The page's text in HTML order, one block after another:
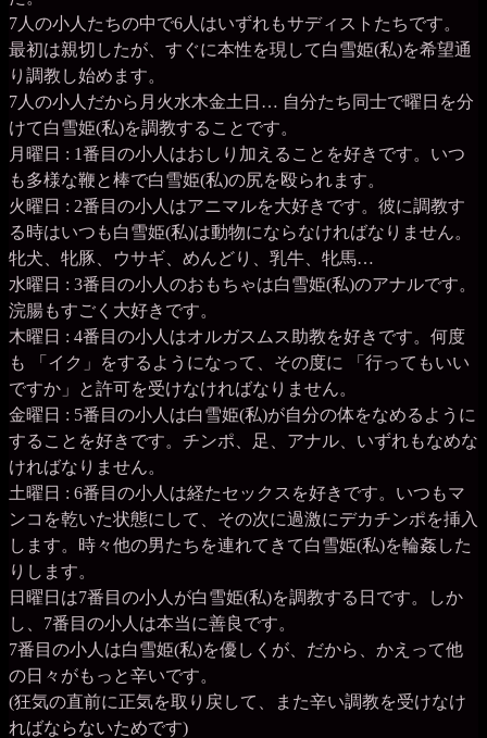
7人の小人たちの中で6人はいずれもサディストたちです。
最初は親切したが、すぐに本性を現して白雪姫(私)を希望通
り調教し始めます。
7人の小人だから月火水木金土日… 自分たち同士で曜日を分
けて白雪姫(私)を調教することです。
月曜日 : 1番目の小人はおしり加えることを好きです。いつ
も多様な鞭と棒で白雪姫(私)の尻を殴られます。
火曜日 : 2番目の小人はアニマルを大好きです。彼に調教す
る時はいつも白雪姫(私)は動物にならなければなりません。
牝犬、牝豚、ウサギ、めんどり、乳牛、牝馬…
水曜日 : 3番目の小人のおもちゃは白雪姫(私)のアナルです。
浣腸もすごく大好きです。
木曜日 : 4番目の小人はオルガスムス助教を好きです。何度
も 「イク」をするようになって、その度に 「行ってもいい
ですか」と許可を受けなければなりません。
金曜日 : 5番目の小人は白雪姫(私)が自分の体をなめるように
することを好きです。チンポ、足、アナル、いずれもなめな
ければなりません。
土曜日 : 6番目の小人は経たセックスを好きです。いつもマ
ンコを乾いた状態にして、その次に過激にデカチンポを挿入
します。時々他の男たちを連れてきて白雪姫(私)を輪姦した
りします。
日曜日は7番目の小人が白雪姫(私)を調教する日です。しか
し、7番目の小人は本当に善良です。
7番目の小人は白雪姫(私)を優しくが、だから、かえって他
の日々がもっと辛いです。
(狂気の直前に正気を取り戻して、また辛い調教を受けなけ
ればならないためです)